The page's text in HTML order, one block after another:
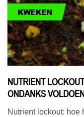
KWEKEN
NUTRIENT
ONDANKS
Nutrient lockout: hoe